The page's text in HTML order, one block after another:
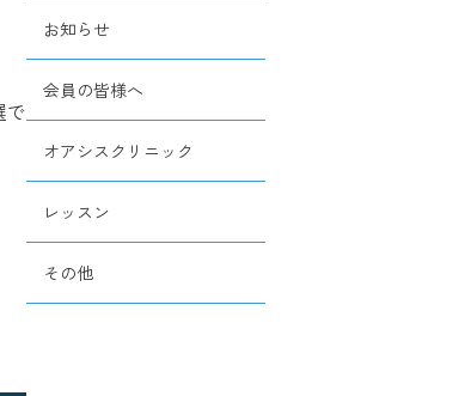
で
お知らせ
会員の皆様へ
オアシスクリニック
レッスン
その他